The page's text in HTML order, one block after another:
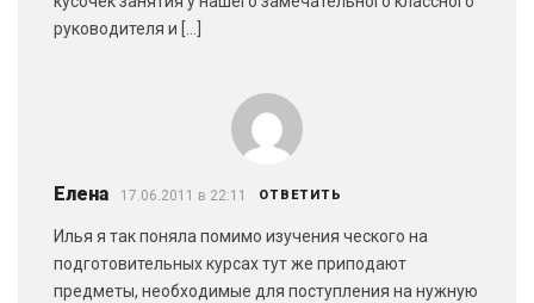
руководителя и […]
Eлена 17.06.2011 в 22:11 ОТВЕТИТЬ
Илья я так поняла помимо изучения ческого на
подготовительных курсах тут же приподают
предметы, необходимые для поступления на нужную